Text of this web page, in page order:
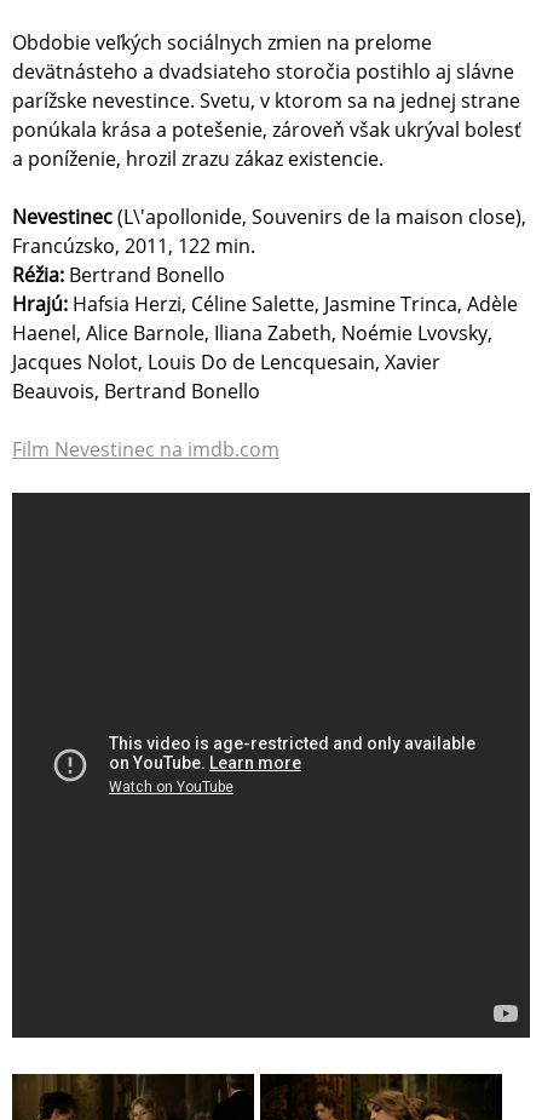
Obdobie veľkých sociálnych zmien na prelome
devätnásteho a dvadsiateho storočia postihlo aj slávne
parížske nevestince. Svetu, v ktorom sa na jednej strane
ponúkala krása a potešenie, zároveň však ukrýval bolesť
a poníženie, hrozil zrazu zákaz existencie.
Nevestinec(L\'apollonide, Souvenirs de la maison close),
Francúzsko, 2011, 122 min.
Réžia: Bertrand Bonello
Hrajú: Hafsia Herzi, Céline Salette, Jasmine Trinca, Adèle
Haenel, Alice Barnole, Iliana Zabeth, Noémie Lvovsky,
Jacques Nolot, Louis Do de Lencquesain, Xavier
Beauvois, Bertrand Bonello
Film Nevestinec na imdb.com